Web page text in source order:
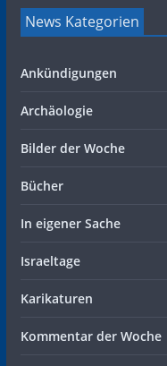
News Kategorien
Ankündigungen
Archäologie
Bilder der Woche
Bücher
In eigener Sache
Israeltage
Karikaturen
Kommentar der Woche